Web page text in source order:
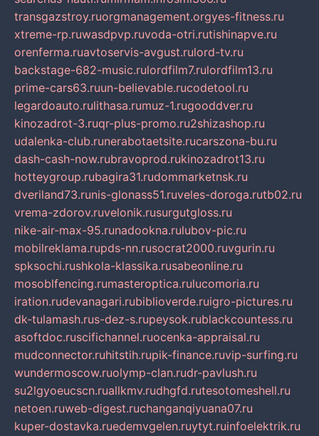
transgazstroy.ruorgmanagement.orgyes-fitness.ru
xtreme-rp.ruwasdpvp.ruvoda-otri.rutishinapve.ru
orenferma.ruavtoservis-avgust.rulord-tv.ru
backstage-682-music.rulordfilm7.rulordfilm13.ru
prime-cars63.ruun-believable.rucodetool.ru
legardoauto.rulithasa.rumuz-1.rugooddver.ru
kinozadrot-3.ruqr-plus-promo.ru2shizashop.ru
udalenka-club.runerabotaetsite.rucarszona-bu.ru
dash-cash-now.rubravoprod.rukinozadrot13.ru
hotteygroup.rubagira31.rudommarketnsk.ru
dveriland73.runis-glonass51.ruveles-doroga.rutb02.ru
vrema-zdorov.ruvelonik.rusurgutgloss.ru
nike-air-max-95.runadookna.rulubov-pic.ru
mobilreklama.rupds-nn.rusocrat2000.ruvgurin.ru
spksochi.rushkola-klassika.rusabeonline.ru
mosoblfencing.rumasteroptica.rulucomoria.ru
iration.rudevanagari.rubiblioverde.ruigro-pictures.ru
dk-tulamash.rus-dez-s.rupeysok.rublackcountess.ru
asoftdoc.ruscifichannel.ruocenka-appraisal.ru
mudconnector.ruhitstih.rupik-finance.ruvip-surfing.ru
wundermoscow.ruolymp-clan.rudr-pavlush.ru
su2lgyoeucscn.ruallkmv.rudhgfd.rutesotomeshell.ru
netoen.ruweb-digest.ruchanganqiyuana07.ru
kuper-dostavka.ruedemvgelen.ruytyt.ruinfoelektrik.ru